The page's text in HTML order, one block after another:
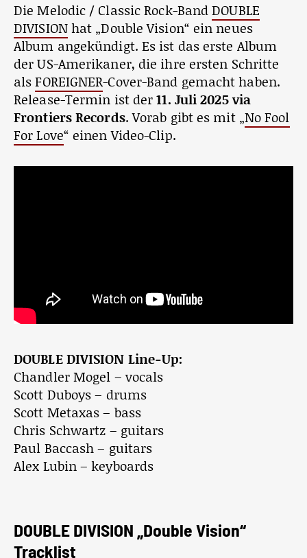
Die Melodic / Classic Rock-BandDOUBLE
DIVISIONhat „Double Vision“ ein neues
Album angekündigt. Es ist das erste Album
der US-Amerikaner, die ihre ersten Schritte
alsFOREIGNER-Cover-Band gemacht haben.
Release-Termin ist der11. Juli 2025 via
Frontiers Records. Vorab gibt es mit „No Fool
For Love“ einen Video-Clip.
DOUBLE DIVISION Line-Up:
Chandler Mogel – vocals
Scott Duboys – drums
Scott Metaxas – bass
Chris Schwartz – guitars
Paul Baccash – guitars
Alex Lubin – keyboards
DOUBLE DIVISION „Double Vision“
Tracklist